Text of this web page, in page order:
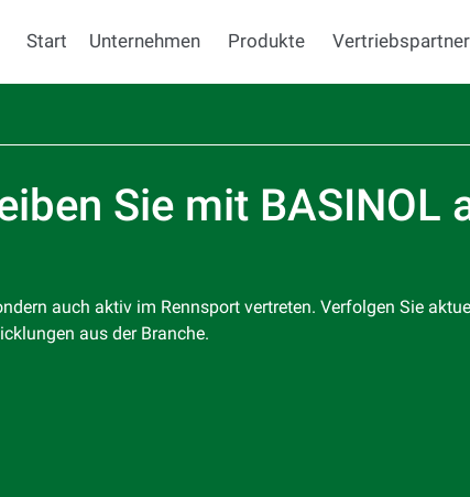
Start Unternehmen Produkte Vertriebspartner
Sie mit BASINOL
auch aktiv im Rennsport vertreten. Verfolgen Sie
aus der Branche.